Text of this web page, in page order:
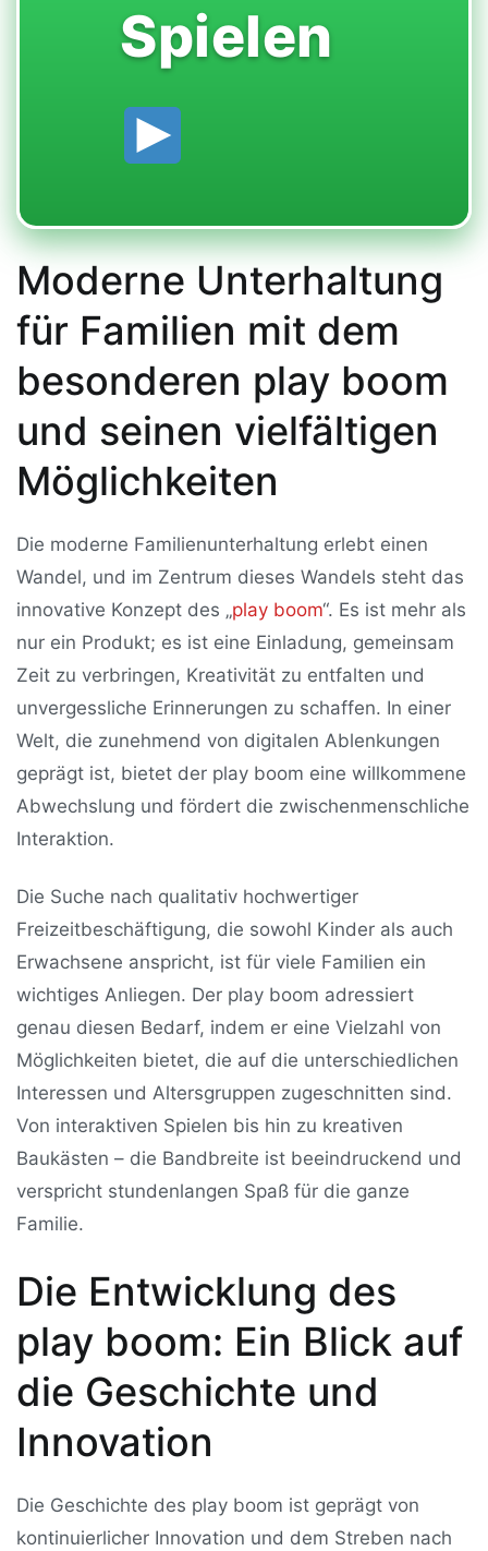
Spielen
Moderne Unterhaltung
für Familien mit dem
besonderen play boom
und seinen vielfältigen
Möglichkeiten
Die moderne Familienunterhaltung erlebt einen
Wandel, und im Zentrum dieses Wandels steht das
innovative Konzept des „play boom“. Es ist mehr als
nur ein Produkt; es ist eine Einladung, gemeinsam
Zeit zu verbringen, Kreativität zu entfalten und
unvergessliche Erinnerungen zu schaffen. In einer
Welt, die zunehmend von digitalen Ablenkungen
geprägt ist, bietet der play boom eine willkommene
Abwechslung und fördert die zwischenmenschliche
Interaktion.
Die Suche nach qualitativ hochwertiger
Freizeitbeschäftigung, die sowohl Kinder als auch
Erwachsene anspricht, ist für viele Familien ein
wichtiges Anliegen. Der play boom adressiert
genau diesen Bedarf, indem er eine Vielzahl von
Möglichkeiten bietet, die auf die unterschiedlichen
Interessen und Altersgruppen zugeschnitten sind.
Von interaktiven Spielen bis hin zu kreativen
Baukästen – die Bandbreite ist beeindruckend und
verspricht stundenlangen Spaß für die ganze
Familie.
Die Entwicklung des
play boom: Ein Blick auf
die Geschichte und
Innovation
Die Geschichte des play boom ist geprägt von
kontinuierlicher Innovation und dem Streben nach